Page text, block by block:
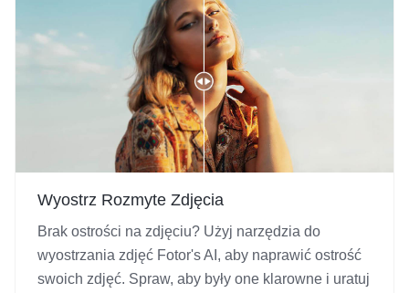
Wyostrz Rozmyte Zdjęcia
Brak ostrości na zdjęciu? Użyj narzędzia do
wyostrzania zdjęć Fotor's AI, aby naprawić ostrość
swoich zdjęć. Spraw, aby były one klarowne i uratuj